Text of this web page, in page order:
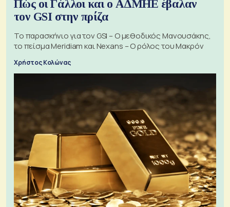
Πώς οι Γάλλοι και ο ΑΔΜΗΕ έβαλαν
τον GSI στην πρίζα
Το παρασκήνιο για τον GSI – Ο μεθοδικός Μανουσάκης,
το πείσμα Meridiam και Nexans – Ο ρόλος του Μακρόν
Χρήστος Κολώνας